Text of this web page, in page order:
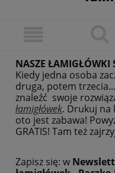
NASZE ŁAMIGŁÓWKI
Kiedy jedna osoba
druga, potem
znaleźć swoje
łamigłówek. Drukuj na
oto jest zabawa!
GRATIS! Tam też
Zapisz się: w